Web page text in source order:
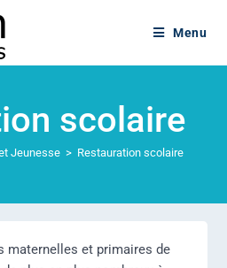
Menu
scolaire
Jeunesse > Restauration scolaire
maternelles et primaires de